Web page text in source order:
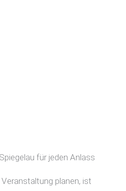
für jeden Anlass
planen, ist